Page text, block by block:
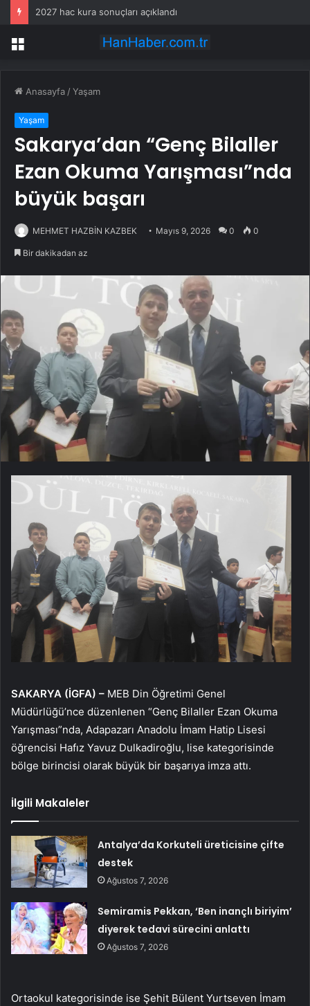
2027 hac kura sonuçları açıklandı
Menü
Anasayfa /Yaşam
Yaşam
Sakarya’dan “Genç Bilaller
Ezan Okuma Yarışması”nda
büyük başarı
MEHMET HAZBİN KAZBEK Mayıs 9, 2026 0 0
Bir dakikadan az
SAKARYA (İGFA) – MEB Din Öğretimi Genel
Müdürlüğü’nce düzenlenen “Genç Bilaller Ezan Okuma
Yarışması”nda, Adapazarı Anadolu İmam Hatip Lisesi
öğrencisi Hafız Yavuz Dulkadiroğlu, lise kategorisinde
bölge birincisi olarak büyük bir başarıya imza attı.
İlgili Makaleler
Antalya’da Korkuteli üreticisine çifte
destek
Ağustos 7, 2026
Semiramis Pekkan, ‘Ben inançlı biriyim’
diyerek tedavi sürecini anlattı
Ağustos 7, 2026
Ortaokul kategorisinde ise Şehit Bülent Yurtseven İmam